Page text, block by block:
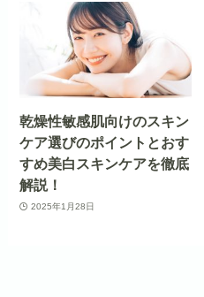
乾燥性敏感肌向けのスキン
ケア選びのポイントとおす
すめ美白スキンケアを徹底
解説！
2025年1月28日